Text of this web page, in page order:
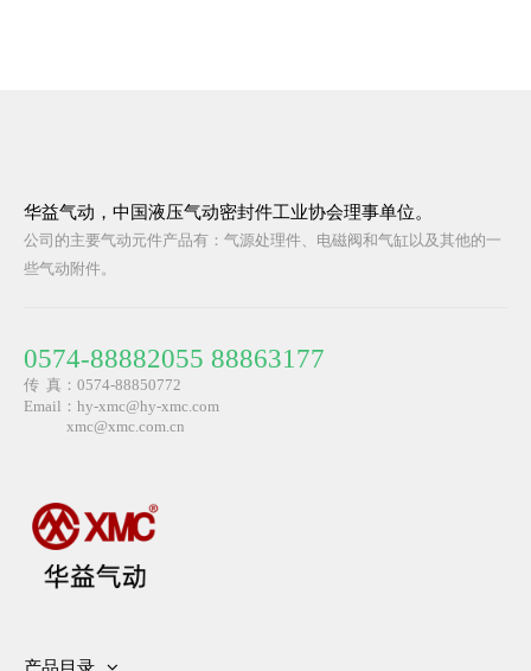
华益气动，中国液压气动密封件工业协会理事单位。
公司的主要气动元件产品有：气源处理件、电磁阀和气缸以及其他的一
些气动附件。
0574-88882055 88863177
传 真：0574-88850772
Email：hy-xmc@hy-xmc.com
​ xmc@xmc.com.cn